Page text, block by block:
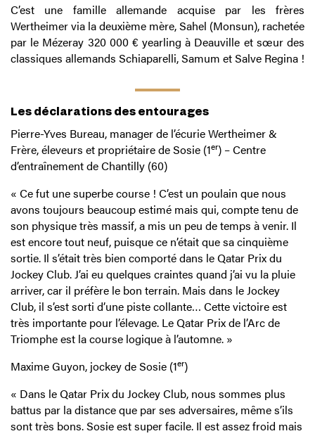
C’est une famille allemande acquise par les frères
Wertheimer via la deuxième mère, Sahel (Monsun), rachetée
par le Mézeray 320 000 € yearling à Deauville et sœur des
classiques allemands Schiaparelli, Samum et Salve Regina !
Les déclarations des entourages
Pierre-Yves Bureau, manager de l’écurie Wertheimer &
Frère, éleveurs et propriétaire de Sosie (1er) – Centre
d’entraînement de Chantilly (60)
« Ce fut une superbe course ! C’est un poulain que nous
avons toujours beaucoup estimé mais qui, compte tenu de
son physique très massif, a mis un peu de temps à venir. Il
est encore tout neuf, puisque ce n’était que sa cinquième
sortie. Il s’était très bien comporté dans le Qatar Prix du
Jockey Club. J’ai eu quelques craintes quand j’ai vu la pluie
arriver, car il préfère le bon terrain. Mais dans le Jockey
Club, il s’est sorti d’une piste collante… Cette victoire est
très importante pour l’élevage. Le Qatar Prix de l’Arc de
Triomphe est la course logique à l’automne. »
Maxime Guyon, jockey de Sosie (1er)
« Dans le Qatar Prix du Jockey Club, nous sommes plus
battus par la distance que par ses adversaires, même s’ils
sont très bons. Sosie est super facile. Il est assez froid mais